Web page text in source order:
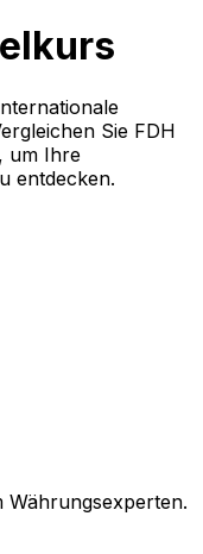
Sie FDH
um Ihre
entdecken.
Währungsexperten.